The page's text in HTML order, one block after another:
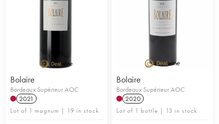
qui confère au vin des notes mentholées et
épicées. Les vignes sont âgées en moyenne d'une
50e d'années. Le vin est vinifié à basse
température et élevé en barriques (30% de bois
neufs). Les vins de ce domaine se montrent de
belle facture, séduisants et offrant de très belles
longueurs en bouche. Une référence de
l'appellation et un rapport prix-plaisir rare !
Bolaire
Bordeaux Supérieur AOC
2021
Lot of 1 magnum | 19 in stock
Bolaire
Bordeaux Supérieur AOC
2020
Lot of 1 bottle | 13 in stock